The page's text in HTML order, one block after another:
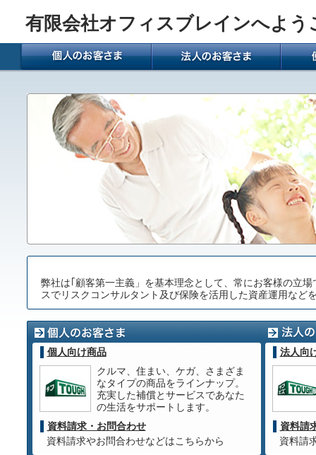
有限会社オフィスブレインへよう
弊社は｢顧客第一主義」を基本理念として、常にお客様の立
スでリスクコンサルタント及び保険を活用した資産運用など
個人向け商品
クルマ、住まい、ケガ、さまざま
なタイプの商品をラインナップ。
充実した補償とサービスであなた
の生活をサポートします。
資料請求・お問合わせ
資料請求やお問合わせなどはこちらから
法人向
資料請
資料請